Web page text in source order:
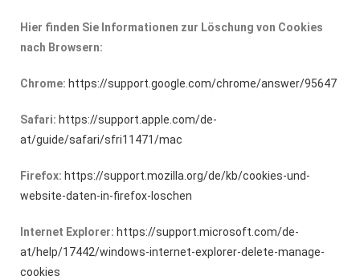
Hier finden Sie Informationen zur Löschung von Cookies
nach Browsern:
Chrome: https://support.google.com/chrome/answer/95647
Safari: https://support.apple.com/de-
at/guide/safari/sfri11471/mac
Firefox: https://support.mozilla.org/de/kb/cookies-und-
website-daten-in-firefox-loschen
Internet Explorer: https://support.microsoft.com/de-
at/help/17442/windows-internet-explorer-delete-manage-
cookies